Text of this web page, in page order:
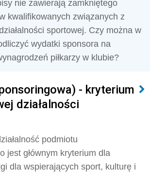
nie zawierają zamkniętego
kwalifikowanych związanych z
sportowej. Czy można w
wydatki sponsora na
piłkarzy w klubie?
- kryterium
działalności
podmiotu
jest głównym kryterium dla
dla wspierających sport, kulturę i